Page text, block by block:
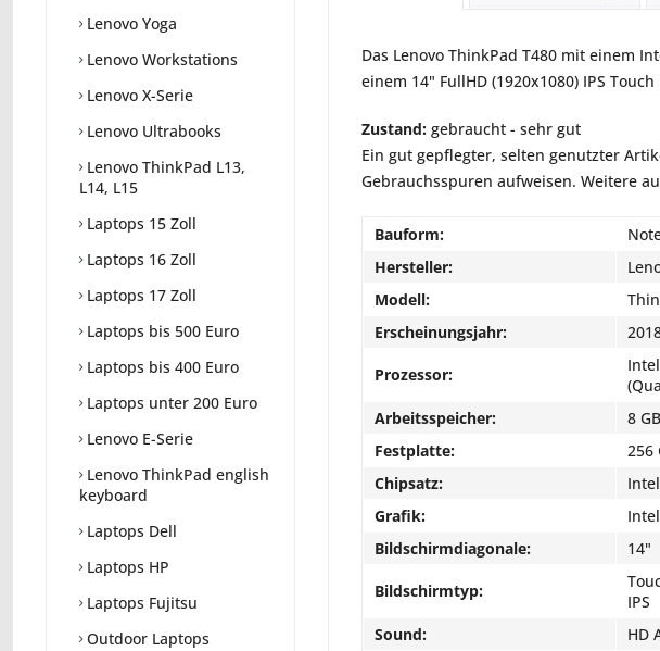
Lenovo Yoga
Lenovo Workstations
Lenovo X-Serie
Lenovo Ultrabooks
Lenovo ThinkPad L13,
L14, L15
Laptops 15 Zoll
Laptops 16 Zoll
Laptops 17 Zoll
Laptops bis 500 Euro
Laptops bis 400 Euro
Laptops unter 200 Euro
Lenovo E-Serie
Lenovo ThinkPad english
keyboard
Laptops Dell
Laptops HP
Laptops Fujitsu
Outdoor Laptops
Das Lenovo ThinkPad T480 mit einem
einem 14" FullHD (1920x1080) IPS
Zustand: gebraucht - sehr gut
Ein gut gepflegter, selten genutzter
Gebrauchsspuren aufweisen. Weitere
Bauform:
Hersteller:
Modell:
Erscheinungsjahr:
Prozessor:
Arbeitsspeicher:
8
Festplatte:
256
Chipsatz:
Grafik:
Bildschirmdiagonale:
14"
Bildschirmtyp:
IPS
Sound:
HD